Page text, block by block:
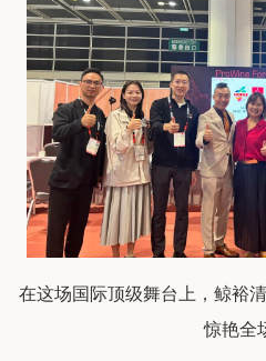
在这场国际顶级舞台上，鲸裕
惊艳全